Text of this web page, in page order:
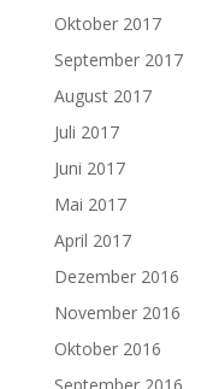
Oktober 2017
September 2017
August 2017
Juli 2017
Juni 2017
Mai 2017
April 2017
Dezember 2016
November 2016
Oktober 2016